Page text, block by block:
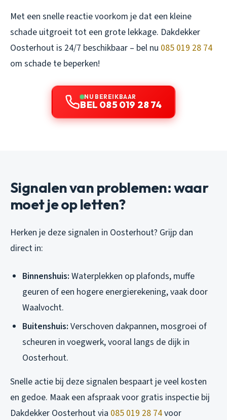
Met een snelle reactie voorkom je dat een kleine
schade uitgroeit tot een grote lekkage. Dakdekker
Oosterhout is 24/7 beschikbaar – bel nu 085 019 28 74
om schade te beperken!
NU BEREIKBAAR
BEL 085 019 28 74
Signalen van problemen: waar
moet je op letten?
Herken je deze signalen in Oosterhout? Grijp dan
direct in:
Binnenshuis: Waterplekken op plafonds, muffe
geuren of een hogere energierekening, vaak door
Waalvocht.
Buitenshuis: Verschoven dakpannen, mosgroei of
scheuren in voegwerk, vooral langs de dijk in
Oosterhout.
Snelle actie bij deze signalen bespaart je veel kosten
en gedoe. Maak een afspraak voor gratis inspectie bij
Dakdekker Oosterhout via 085 019 28 74voor